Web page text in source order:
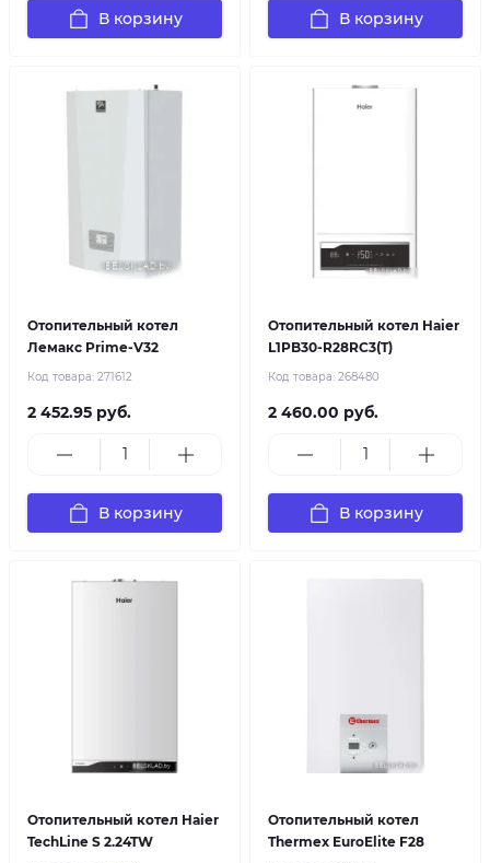
В корзину В корзину
Отопительный котел
Лемакс Prime-V32
Код товара: 271612
2 452.95 руб.
В корзину
Отопительный котел Haier
L1PB30-R28RC3(T)
Код товара: 268480
2 460.00 руб.
В корзину
Отопительный котел Haier
TechLine S 2.24TW
Отопительный котел
Thermex EuroElite F28